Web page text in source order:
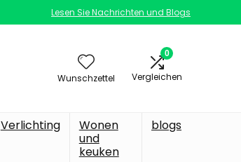
Lesen Sie Nachrichten und Blogs
Wunschzettel
0
Vergleichen
Verlichting
Wonen
und
keuken
blogs